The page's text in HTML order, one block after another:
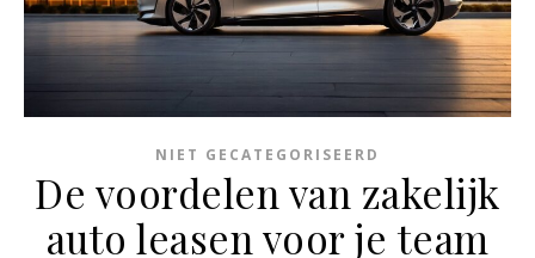
NIET GECATEGORISEERD
De voordelen van zakelijk
auto leasen voor je team